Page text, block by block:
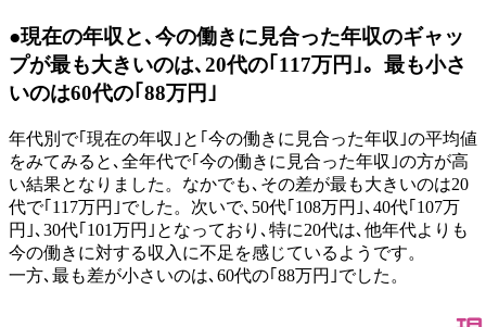
●現在の年収と､今の働きに見合った年収のギャッ
プが最も大きいのは､20代の｢117万円｣。最も小さ
いのは60代の｢88万円｣
年代別で｢現在の年収｣と｢今の働きに見合った年収｣の平均値
をみてみると､全年代で｢今の働きに見合った年収｣の方が高
い結果となりました。なかでも､その差が最も大きいのは20
代で｢117万円｣でした。次いで､50代｢108万円｣､40代｢107万
円｣､30代｢101万円｣となっており､特に20代は､他年代よりも
今の働きに対する収入に不足を感じているようです。
一方､最も差が小さいのは､60代の｢88万円｣でした。